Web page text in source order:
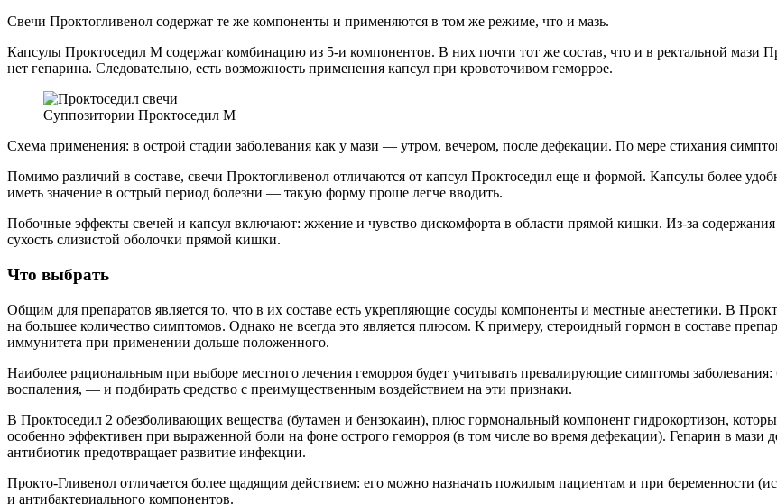
Свечи Проктогливенол содержат те же компоненты и применяются в том же режиме, что и мазь.
Капсулы Проктоседил М содержат комбинацию из 5-и компонентов. В них почти тот же состав, что и в ректальной мази
нет гепарина. Следовательно, есть возможность применения капсул при кровоточивом геморрое.
Суппозитории Проктоседил М
Схема применения: в острой стадии заболевания как у мази — утром, вечером, после дефекации. По мере стихания
Помимо различий в составе, свечи Проктогливенол отличаются от капсул Проктоседил еще и формой. Капсулы более
иметь значение в острый период болезни — такую форму проще легче вводить.
Побочные эффекты свечей и капсул включают: жжение и чувство дискомфорта в области прямой кишки. Из-за
сухость слизистой оболочки прямой кишки.
Что выбрать
Общим для препаратов является то, что в их составе есть укрепляющие сосуды компоненты и местные анестетики. В
на большее количество симптомов. Однако не всегда это является плюсом. К примеру, стероидный гормон в составе
иммунитета при применении дольше положенного.
Наиболее рациональным при выборе местного лечения геморроя будет учитывать превалирующие симптомы заболевания:
воспаления, — и подбирать средство с преимущественным воздействием на эти признаки.
В Проктоседил 2 обезболивающих вещества (бутамен и бензокаин), плюс гормональный компонент гидрокортизон,
особенно эффективен при выраженной боли на фоне острого геморроя (в том числе во время дефекации). Гепарин в мази
антибиотик предотвращает развитие инфекции.
Прокто-Гливенол отличается более щадящим действием: его можно назначать пожилым пациентам и при беременности
и антибактериального компонентов.